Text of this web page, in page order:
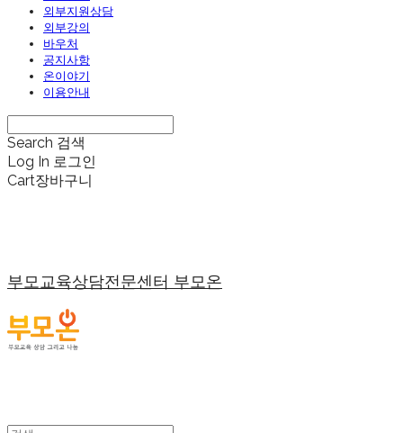
외부지원상담
외부강의
바우처
공지사항
온이야기
이용안내
Search 검색
Log In 로그인
Cart장바구니
부모교육상담전문센터 부모온